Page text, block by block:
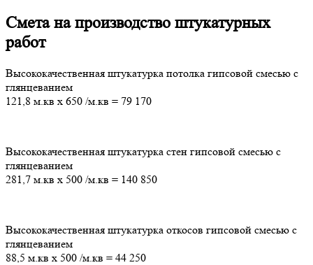
Смета на производство штукатурных
работ
Высококачественная штукатурка потолка гипсовой смесью с
глянцеванием
121,8 м.кв х 650 /м.кв = 79 170
Высококачественная штукатурка стен гипсовой смесью с
глянцеванием
281,7 м.кв х 500 /м.кв = 140 850
Высококачественная штукатурка откосов гипсовой смесью с
глянцеванием
88,5 м.кв х 500 /м.кв = 44 250